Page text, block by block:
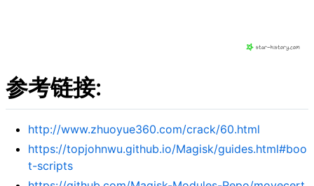
参考链接:
http://www.zhuoyue360.com/crack/60.html
https://topjohnwu.github.io/Magisk/guides.html#boo
t-scripts